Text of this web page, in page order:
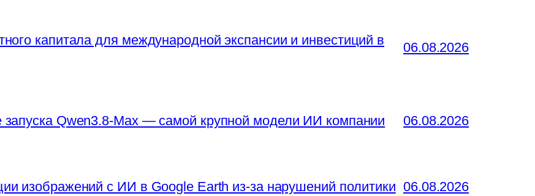
капитала для международной экспансии и инвестиций в
06.08.2026
Qwen3.8-Max — самой крупной модели ИИ компании 06.08.2026
изображений с ИИ в Google Earth из-за нарушений политики 06.08.2026